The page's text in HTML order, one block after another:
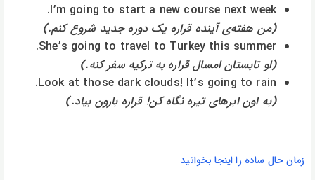
I’m going to start a new course next week.
(من هفته‌ی آینده قراره یک دوره جدید شروع کنم.)
She’s going to travel to Turkey this summer.
(او تابستان امسال قراره به ترکیه سفر کنه.)
Look at those dark clouds! It’s going to rain.
(به اون ابرهای تیره نگاه کن! قراره بارون بیاد.)
زمان حال ساده را اینجا بخوانید